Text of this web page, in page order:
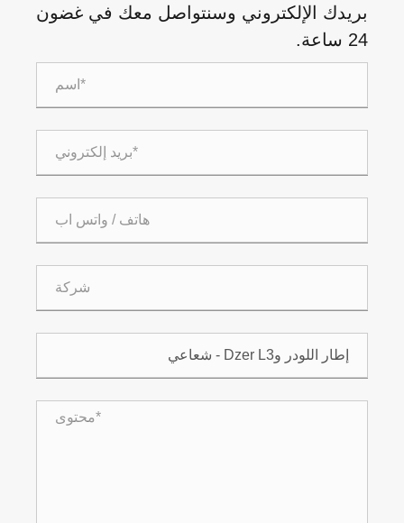
بريدك الإلكتروني وسنتواصل معك في غضون
24 ساعة.